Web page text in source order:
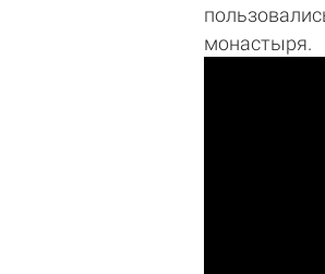
монастыря.